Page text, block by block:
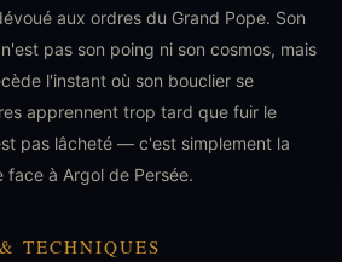
aux ordres du Grand Pope. Son
pas son poing ni son cosmos, mais
l'instant où son bouclier se
apprennent trop tard que fuir le
pas lâcheté — c'est simplement la
face à Argol de Persée.
TECHNIQUES